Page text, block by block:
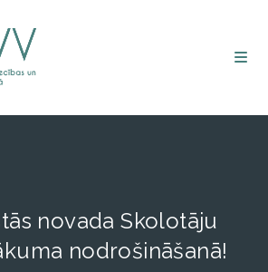
novada Skolotāju
nodrošināšanā!